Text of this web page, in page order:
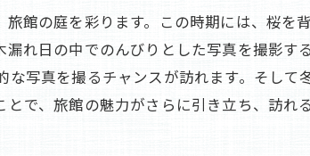
より豊かにする秘訣
絶景を写真に収めよう
季の絶景撮影の楽しみ方
館から撮影する方法
館の庭を彩ります。この時期には、桜を
れ日の中でのんびりとした写真を撮影す
写真を撮るチャンスが訪れます。そして
で、旅館の魅力がさらに引き立ち、訪れ